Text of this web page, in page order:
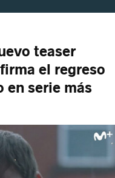
teaser
el regreso
en serie más